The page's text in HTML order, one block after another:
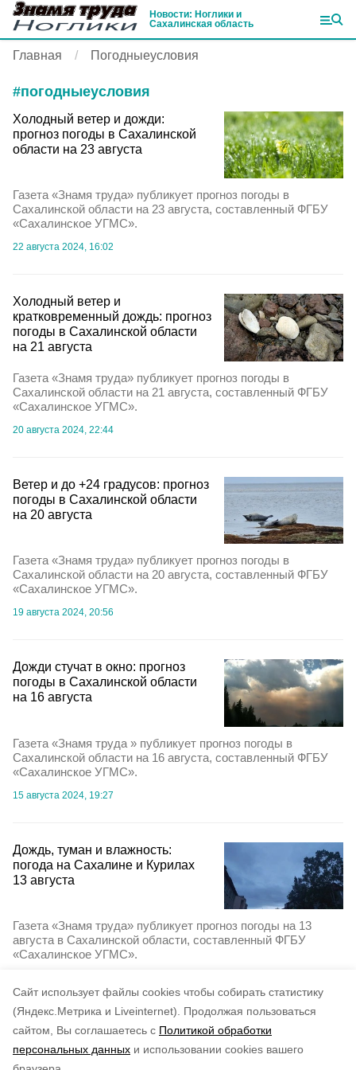
Cайт использует файлы cookies чтобы собирать статистику
(Яндекс.Метрика и Liveinternet).
Продолжая пользоваться
сайтом, Вы соглашаетесь с Политикой обработки
персональных данных и использовании cookies вашего
Новости: Ноглики и
Сахалинская область
Главная Погодныеусловия
#погодныеусловия
Холодный ветер и дожди:
прогноз погоды в Сахалинской
области на 23 августа
Газета «Знамя труда» публикует прогноз погоды в
Сахалинской области на 23 августа, составленный ФГБУ
«Сахалинское УГМС».
22 августа 2024, 16:02
Холодный ветер и
кратковременный дождь: прогноз
погоды в Сахалинской области
на 21 августа
Газета «Знамя труда» публикует прогноз погоды в
Сахалинской области на 21 августа, составленный ФГБУ
«Сахалинское УГМС».
20 августа 2024, 22:44
Ветер и до +24 градусов: прогноз
погоды в Сахалинской области
на 20 августа
Газета «Знамя труда» публикует прогноз погоды в
Сахалинской области на 20 августа, составленный ФГБУ
«Сахалинское УГМС».
19 августа 2024, 20:56
Дожди стучат в окно: прогноз
погоды в Сахалинской области
на 16 августа
Газета «Знамя труда » публикует прогноз погоды в
Сахалинской области на 16 августа, составленный ФГБУ
«Сахалинское УГМС».
15 августа 2024, 19:27
Дождь, туман и влажность:
погода на Сахалине и Курилах
13 августа
Газета «Знамя труда» публикует прогноз погоды на 13
августа в Сахалинской области, составленный ФГБУ
«Сахалинское УГМС».